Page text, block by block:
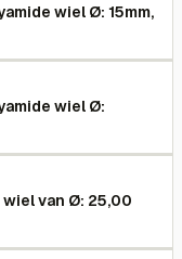
wiel Ø: 15mm,
wiel Ø:
wiel van Ø: 25,00